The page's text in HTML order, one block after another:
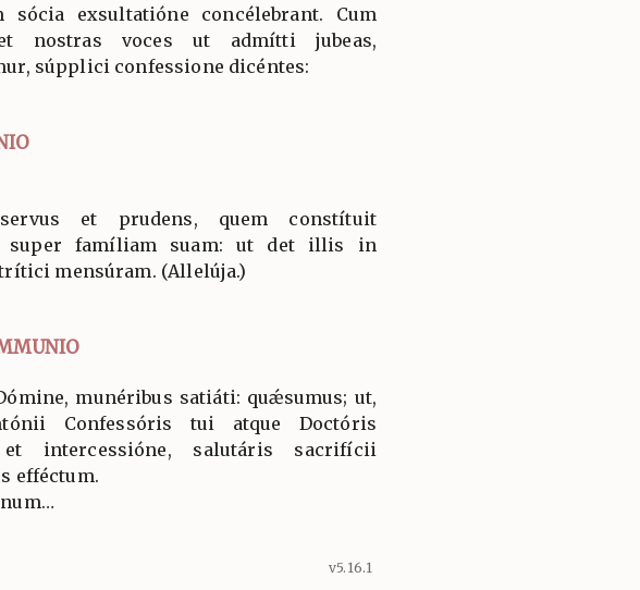
sócia exsultatióne concélebrant. Cum
nostras voces ut admítti jubeas,
súpplici confessione dicéntes:
et prudens, quem constítuit
super famíliam suam: ut det illis in
mensúram. (Allelúja.)
munéribus satiáti: quǽsumus; ut,
Confessóris tui atque Doctóris
intercessióne, salutáris sacrifícii
efféctum.
v5.16.1